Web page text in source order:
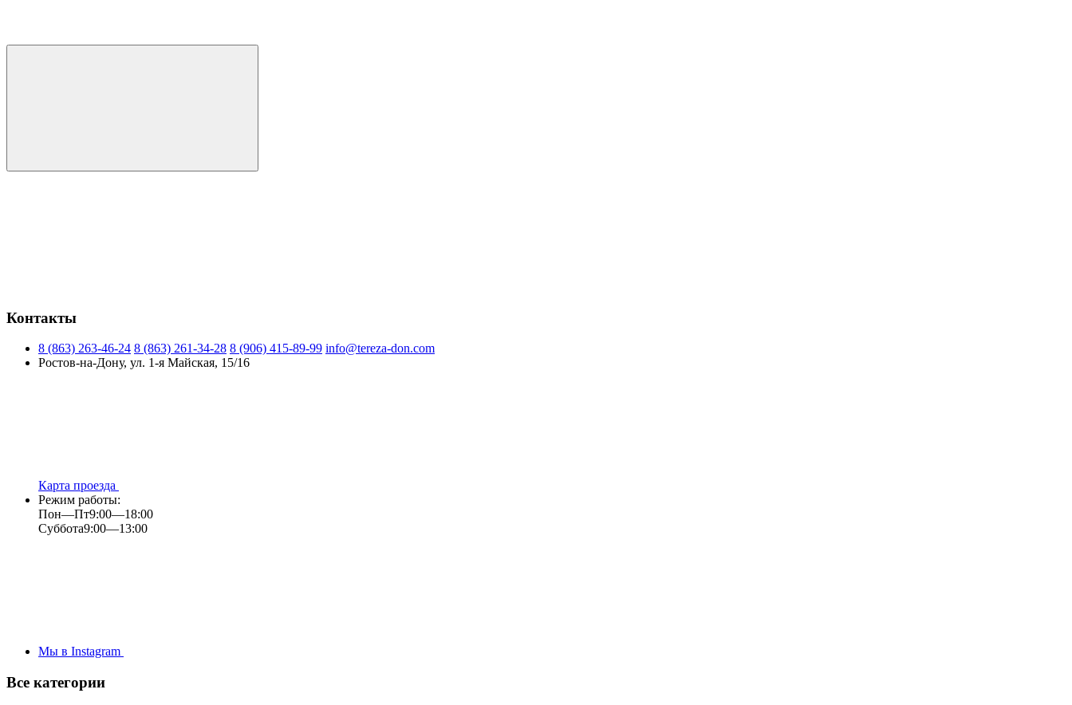
Контакты
8 (863) 263-46-24 8 (863) 261-34-28 8 (906) 415-89-99 info@tereza-don.com
Ростов-на-Дону, ул. 1-я Майская, 15/16
Карта проезда
Режим работы:
Пон—Пт9:00—18:00
Суббота9:00—13:00
Мы в Instagram
Все категории